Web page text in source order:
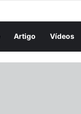
Artigo Vídeos